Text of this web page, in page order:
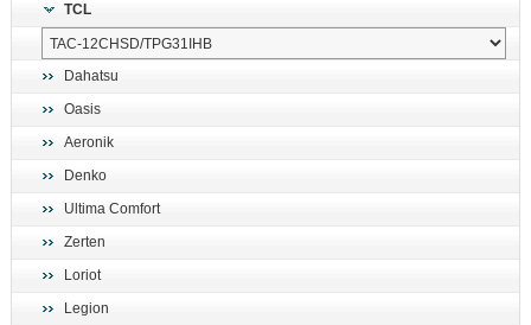
TCL
Dahatsu
Oasis
Aeronik
Denko
Ultima Comfort
Zerten
Loriot
Legion